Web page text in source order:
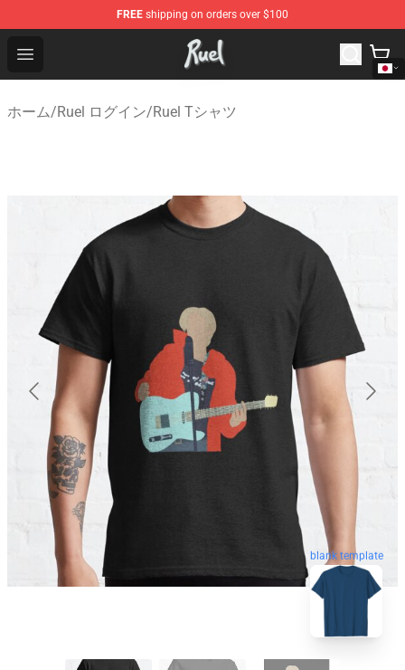
FREE shipping on orders over $100
Open menu
Ruel Store - Official Ruel Merchandise Shop
ホーム/Ruel ログイン/Ruel Tシャツ
blank template